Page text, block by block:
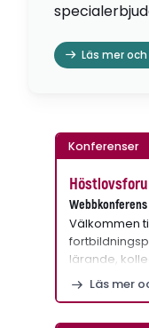
Läs mer
Konferenser
Webbkonferens
Välkommen
lärande,
Läs mer